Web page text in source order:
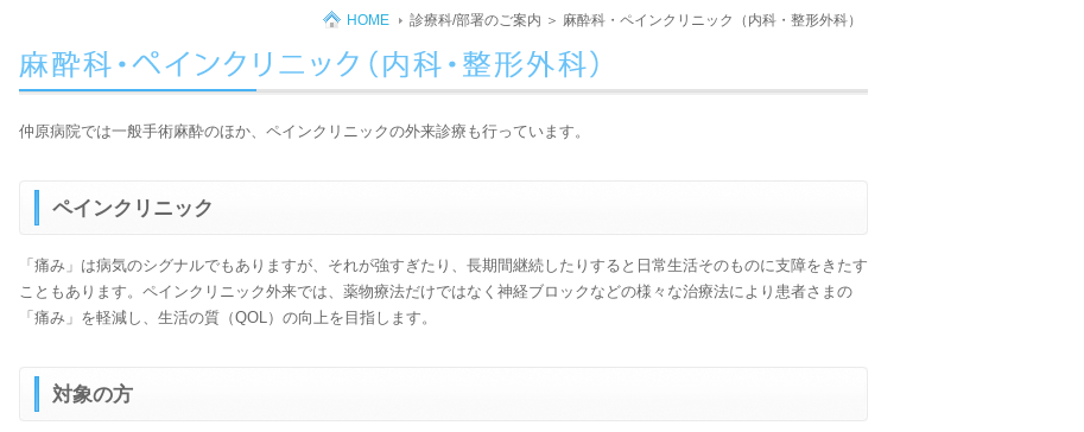
HOME 診療科/部署のご案内 ＞ 麻酔科・ペインクリニック（内科・整形外科）
仲原病院では一般手術麻酔のほか、ペインクリニックの外来診療も行っています。
ペインクリニック
「痛み」は病気のシグナルでもありますが、それが強すぎたり、長期間継続したりすると日常生活そのものに支障をきたす
こともあります。ペインクリニック外来では、薬物療法だけではなく神経ブロックなどの様々な治療法により患者さまの
「痛み」を軽減し、生活の質（QOL）の向上を目指します。
対象の方